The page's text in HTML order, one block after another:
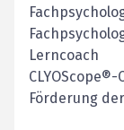
Lerncoach
Förderung